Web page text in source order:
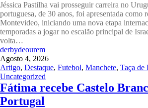
Jéssica Pastilha vai prosseguir carreira no
portuguesa, de 30 anos, foi apresentada como
Montevideo, iniciando uma nova etapa
temporadas a jogar no escalão principal de
volta…
derbydeourem
Agosto 4, 2026
Artigo, Destaque, Futebol, Manchete, Taça de
Uncategorized
Fátima recebe Castelo
Portugal